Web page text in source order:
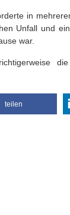
in
Unfall und
war.
teilen